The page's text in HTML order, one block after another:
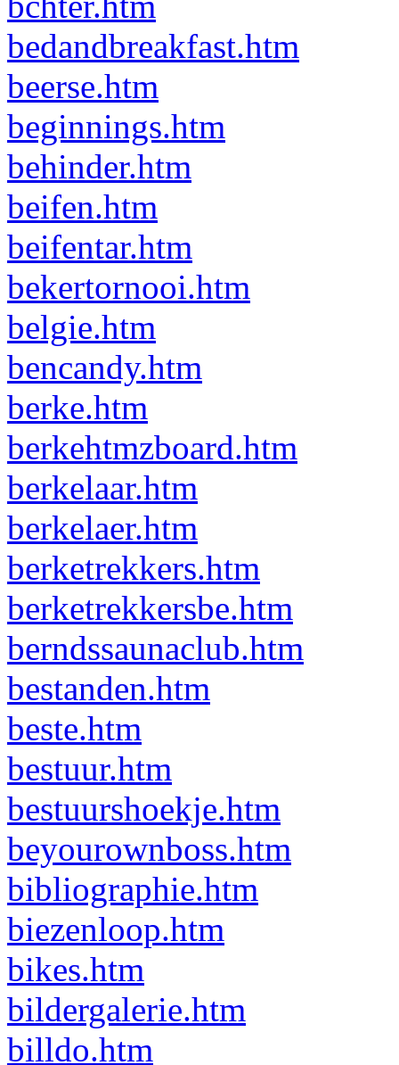
bedandbreakfast.htm
beerse.htm
beginnings.htm
behinder.htm
beifen.htm
beifentar.htm
bekertornooi.htm
belgie.htm
bencandy.htm
berke.htm
berkehtmzboard.htm
berkelaar.htm
berkelaer.htm
berketrekkers.htm
berketrekkersbe.htm
berndssaunaclub.htm
bestanden.htm
beste.htm
bestuur.htm
bestuurshoekje.htm
beyourownboss.htm
bibliographie.htm
biezenloop.htm
bikes.htm
bildergalerie.htm
billdo.htm